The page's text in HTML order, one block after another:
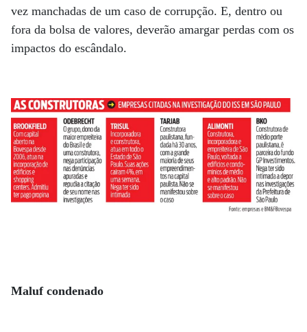
vez manchadas de um caso de corrupção. E, dentro ou
fora da bolsa de valores, deverão amargar perdas com os
impactos do escândalo.
Maluf condenado